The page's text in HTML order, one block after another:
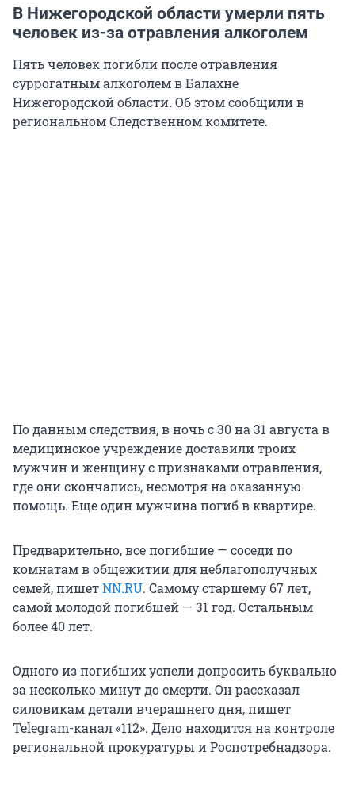
В Нижегородской области умерли пять
человек из-за отравления алкоголем
Пять человек погибли послеотравления
суррогатным алкоголем в Балахне
Нижегородской области.Об этомсообщили в
региональном Следственном комитете.
По данным следствия, в ночь с 30 на 31 августа в
медицинское учреждение доставили троих
мужчин и женщину с признаками отравления,
где они скончались, несмотря на оказанную
помощь. Еще один мужчина погиб в квартире.
Предварительно, все погибшие — соседи по
комнатам в общежитии для неблагополучных
семей, пишетNN.RU. Самому старшему 67 лет,
самой молодой погибшей — 31 год. Остальным
более 40 лет.
Одного из погибших успели допросить буквально
за несколько минут до смерти. Он рассказал
силовикам детали вчерашнего дня, пишет
Telegram-канал «112». Дело находится на контроле
региональной прокуратуры и Роспотребнадзора.